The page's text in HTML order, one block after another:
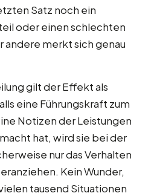
Satz noch ein
oder einen schlechten
andere merkt sich genau
gilt der Effekt als
eine Führungskraft zum
Notizen der Leistungen
hat, wird sie bei der
nur das Verhalten
Kein Wunder,
tausend Situationen